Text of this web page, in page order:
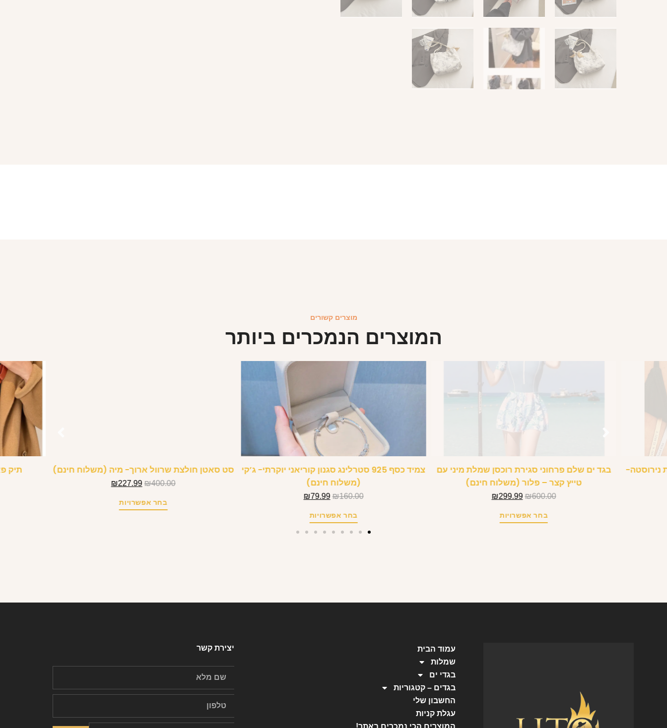
מוצרים קשורים
המוצרים הנמכרים ביותר
נירוסטה-
בגד ים שלם פרחוני סגירת רוכסן שמלת מיני עם
טייץ קצר – פלור (משלוח חינם)
₪600.00
₪299.99
בחר אפשרויות
צמיד כסף 925 סטרלינג סגנון קוריאני יוקרתי- ג’קי
(משלוח חינם)
₪160.00
₪79.99
בחר אפשרויות
סט סאטן חולצת שרוול ארוך- מיה (משלוח חינם)
₪400.00
₪227.99
בחר אפשרויות
תיק
עמוד הבית
שמלות
בגדי ים
בגדים – קטגוריות
החשבון שלי
עגלת קניות
המוצרים הכי נמכרים באתר!
יצירת קשר